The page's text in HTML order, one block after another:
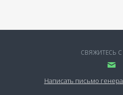
СВЯЖИТЕСЬ
Написать письмо